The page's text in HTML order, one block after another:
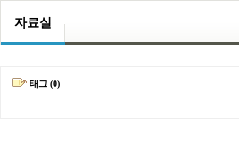
자료실
태그 (0)